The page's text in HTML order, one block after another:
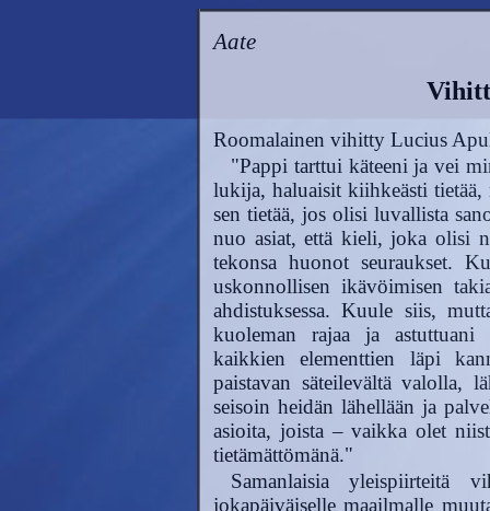
Aate
Roomalainen vihitty Lucius
"Pappi tarttui käteeni ja vei
lukija, haluaisit kiihkeästi
sen tietää, jos olisi luvallista
nuo asiat, että kieli, joka olisi
tekonsa huonot seuraukset.
uskonnollisen ikävöimisen
ahdistuksessa. Kuule siis,
kuoleman rajaa ja astuttuani
kaikkien elementtien läpi
paistavan säteilevältä valolla,
seisoin heidän lähellään ja
asioita, joista – vaikka olet
tietämättömänä."
Samanlaisia yleispiirteitä
jokapäiväiselle maailmalle